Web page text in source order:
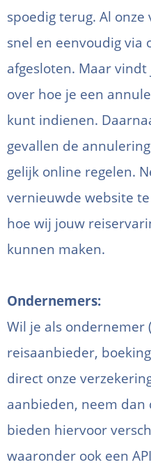
spoedig terug. Al
snel en eenvoudig via
afgesloten. Maar
over hoe je een
kunt indienen.
gevallen de
gelijk online regelen.
vernieuwde website
hoe wij jouw
kunnen maken.
Ondernemers:
Wil je als ondernemer
reisaanbieder,
direct onze
aanbieden, neem dan
bieden hiervoor
waaronder ook een